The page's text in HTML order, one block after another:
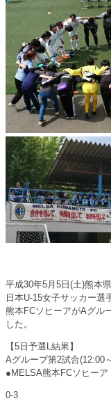
ド
ウ
で
開
き
ま
す
)
平成30年5月5日(土)熊本
日本U-15女子サッカー
熊本FCソヒーアがAグル
した。
【5日予選L結果】
Aグループ第2試合(12:00
●MELSA熊本FCソヒー
0-3